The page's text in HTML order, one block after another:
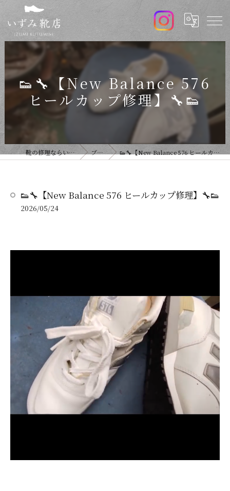
👟🔧【New Balance 576
ヒールカップ修理】🔧👟
靴の修理ならいずみ靴店 ブログ 👟🔧【New Balance 576 ヒールカップ修理】🔧👟
👟🔧【New Balance 576 ヒールカップ修理】🔧👟
2026/05/24